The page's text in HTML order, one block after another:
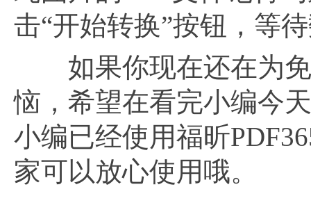
击“开始转换”按钮，等
如果你现在还在为
恼，希望在看完小编今
小编已经使用福昕
家可以放心使用哦。